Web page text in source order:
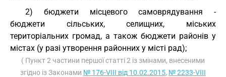
2) бюджети місцевого самоврядування -
бюджети сільських, селищних, міських
територіальних громад, а також бюджети районів у
містах (у разі утворення районних у місті рад);
( Пункт 2 частини першої статті 2 із змінами, внесеними
згідно із Законами № 176-VIII від 10.02.2015, № 2233-VIII